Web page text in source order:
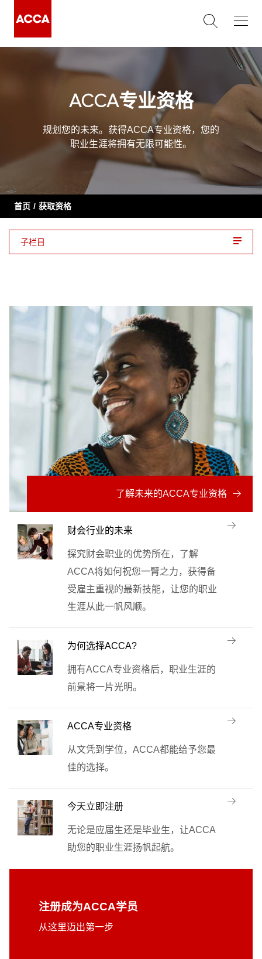
ACCA专业资格
规划您的未来。获得ACCA专业资格，您的
职业生涯将拥有无限可能性。
首页 获取资格
子栏目
将技能知识翻译成岗位需求
了解未来的ACCA专业资格
财会行业的未来
探究财会职业的优势所在，了解
ACCA将如何祝您一臂之力，获得备
受雇主重视的最新技能，让您的职业
生涯从此一帆风顺。
为何选择ACCA?
拥有ACCA专业资格后，职业生涯的
前景将一片光明。
ACCA专业资格
从文凭到学位，ACCA都能给予您最
佳的选择。
今天立即注册
无论是应届生还是毕业生，让ACCA
助您的职业生涯扬帆起航。
注册成为ACCA学员
从这里迈出第一步